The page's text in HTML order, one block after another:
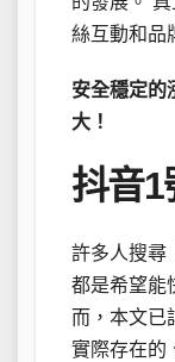
絲互動和品
安全穩定的
大！
抖音1
許多人搜尋
都是希望能
而，本文已
實際存在的